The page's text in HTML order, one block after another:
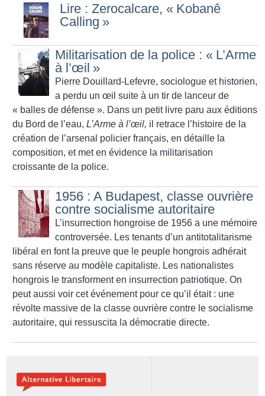
Lire : Zerocalcare, « Kobanê
Calling »
Militarisation de la police : « L’Arme
à l’œil »
Pierre Douillard-Lefevre, sociologue et historien,
a perdu un œil suite à un tir de lanceur de
« balles de défense ». Dans un petit livre paru aux éditions
du Bord de l’eau,L’Arme à l’œil, il retrace l’histoire de la
création de l’arsenal policier français, en détaille la
composition, et met en évidence la militarisation
croissante de la police.
1956 : A Budapest, classe ouvrière
contre socialisme autoritaire
L’insurrection hongroise de 1956 a une mémoire
controversée. Les tenants d’un antitotalitarisme
libéral en font la preuve que le peuple hongrois adhérait
sans réserve au modèle capitaliste. Les nationalistes
hongrois le transforment en insurrection patriotique. On
peut aussi voir cet événement pour ce qu’il était : une
révolte massive de la classe ouvrière contre le socialisme
autoritaire, qui ressuscita la démocratie directe.